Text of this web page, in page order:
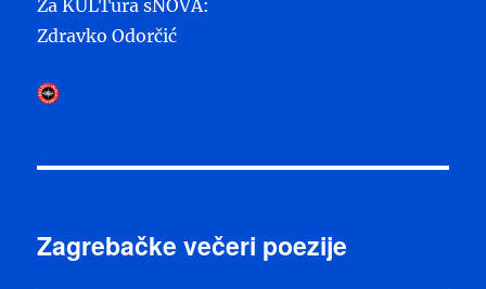
Za KULTura sNOVA:
Zdravko Odorčić
objava
Prethodna
Zagrebačke večeri poezije